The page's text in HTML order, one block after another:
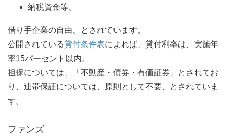
納税資金等、
借り手企業の自由、とされています。
公開されている貸付条件表によれば、貸付利率は、実施年
率15パーセント以内。
担保については、「不動産・債券・有価証券」とされてお
り、連帯保証については、原則として不要、とされていま
す。
ファンズ